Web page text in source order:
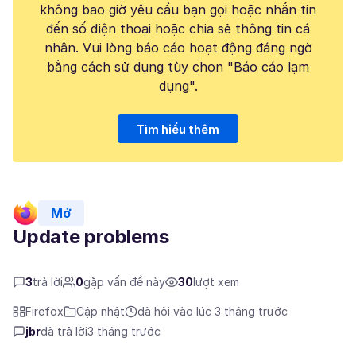
không bao giờ yêu cầu bạn gọi hoặc nhắn tin
đến số điện thoại hoặc chia sẻ thông tin cá
nhân. Vui lòng báo cáo hoạt động đáng ngờ
bằng cách sử dụng tùy chọn "Báo cáo lạm
dụng".
Tìm hiểu thêm
Mở
Update problems
3trả lời 0gặp vấn đề này 30lượt xem
Firefox Cập nhật
đã hỏi vào lúc 3 tháng trước
jbrđã trả lời3 tháng trước